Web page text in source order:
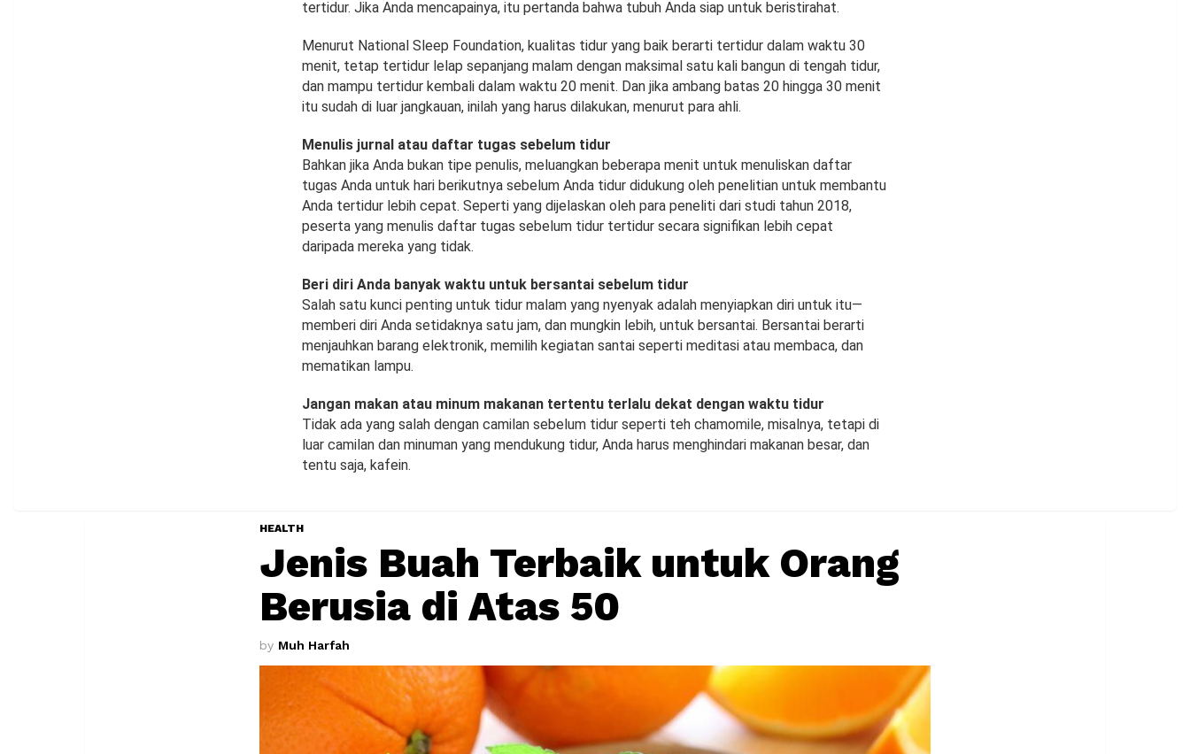
tertidur. Jika Anda mencapainya, itu pertanda bahwa tubuh Anda siap untuk beristirahat.
Menurut National Sleep Foundation, kualitas tidur yang baik berarti tertidur dalam waktu 30
menit, tetap tertidur lelap sepanjang malam dengan maksimal satu kali bangun di tengah tidur,
dan mampu tertidur kembali dalam waktu 20 menit. Dan jika ambang batas 20 hingga 30 menit
itu sudah di luar jangkauan, inilah yang harus dilakukan, menurut para ahli.
Menulis jurnal atau daftar tugas sebelum tidur
Bahkan jika Anda bukan tipe penulis, meluangkan beberapa menit untuk menuliskan daftar
tugas Anda untuk hari berikutnya sebelum Anda tidur didukung oleh penelitian untuk membantu
Anda tertidur lebih cepat. Seperti yang dijelaskan oleh para peneliti dari studi tahun 2018,
peserta yang menulis daftar tugas sebelum tidur tertidur secara signifikan lebih cepat
daripada mereka yang tidak.
Beri diri Anda banyak waktu untuk bersantai sebelum tidur
Salah satu kunci penting untuk tidur malam yang nyenyak adalah menyiapkan diri untuk itu—
memberi diri Anda setidaknya satu jam, dan mungkin lebih, untuk bersantai. Bersantai berarti
menjauhkan barang elektronik, memilih kegiatan santai seperti meditasi atau membaca, dan
mematikan lampu.
Jangan makan atau minum makanan tertentu terlalu dekat dengan waktu tidur
Tidak ada yang salah dengan camilan sebelum tidur seperti teh chamomile, misalnya, tetapi di
luar camilan dan minuman yang mendukung tidur, Anda harus menghindari makanan besar, dan
tentu saja, kafein.
HEALTH
Jenis Buah Terbaik untuk Orang
Berusia di Atas 50
by Muh Harfah